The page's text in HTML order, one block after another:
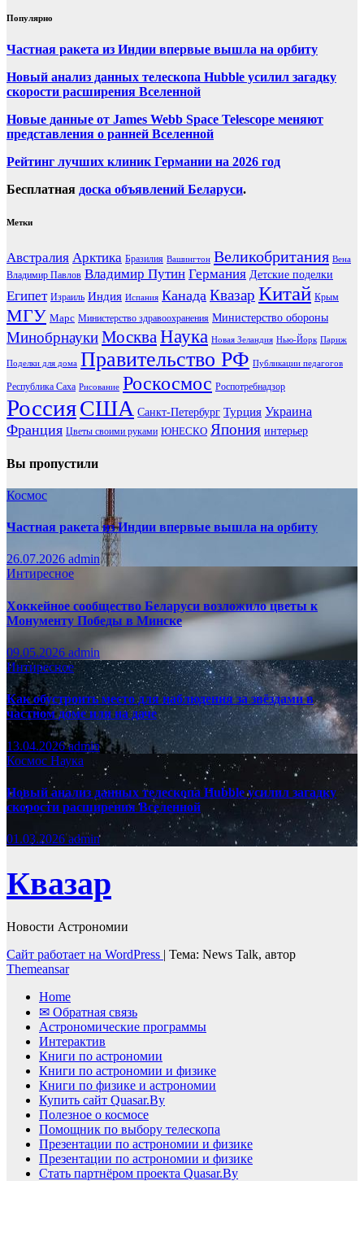
Популярно
Частная ракета из Индии впервые вышла на орбиту
Новый анализ данных телескопа Hubble усилил загадку
скорости расширения Вселенной
Новые данные от James Webb Space Telescope меняют
представления о ранней Вселенной
Рейтинг лучших клиник Германии на 2026 год
Бесплатная доска объявлений Беларуси.
Метки
Австралия Арктика Бразилия Вашингтон Великобритания Вена
Владимир Павлов Владимир Путин Германия Детские поделки
Египет Израиль Индия Испания Канада Квазар Китай Крым
МГУ Марс Министерство здравоохранения Министерство обороны
МинобрнаукиМоскваНаука Новая Зеландия Нью-Йорк Париж
Поделки для дома Правительство РФ Публикации педагогов
Республика Саха Рисование Роскосмос Роспотребнадзор
РоссияСША Санкт-Петербург Турция Украина
Франция Цветы своими руками ЮНЕСКО Япония интерьер
Вы пропустили
Космос
Частная ракета из Индии впервые вышла на орбиту
26.07.2026 admin
Интиресное
Хоккейное сообщество Беларуси возложило цветы к
Монументу Победы в Минске
09.05.2026 admin
Интиресное
Как обустроить место для наблюдения за звёздами в
частном доме или на даче
13.04.2026admin
Космос Наука
Новый анализ данных телескопа Hubble усилил загадку
скорости расширения Вселенной
01.03.2026admin
Квазар
Новости Астрономии
Сайт работает на WordPress | Тема: News Talk, автор
Themeansar
Home
✉ Обратная связь
Астрономические программы
Интерактив
Книги по астрономии
Книги по астрономии и физике
Книги по физике и астрономии
Купить сайт Quasar.By
Полезное о космосе
Помощник по выбору телескопа
Презентации по астрономии и физике
Презентации по астрономии и физике
Стать партнёром проекта Quasar.By